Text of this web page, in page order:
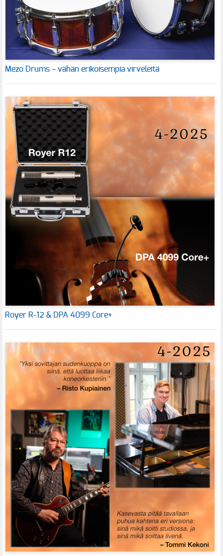
Mezo Drums – vähän erikoisempia virveleitä
Royer R-12 & DPA 4099 Core+